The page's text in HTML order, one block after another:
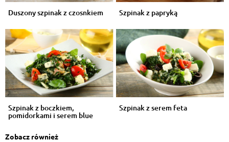
Duszony szpinak z czosnkiem Szpinak z papryką
Szpinak z boczkiem,
pomidorkami i serem blue
Szpinak z serem feta
Zobacz również